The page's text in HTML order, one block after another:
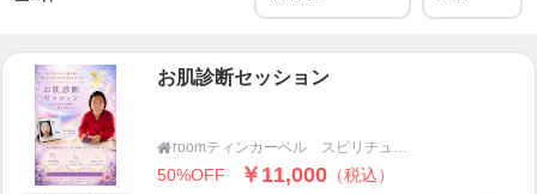
お肌診断セッション
 roomティンカーベル スピリチュアルカウンセリング
50%OFF ￥11,000 （税込）